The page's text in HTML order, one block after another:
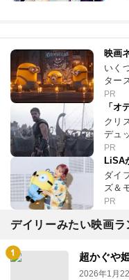
映画
いく
ター
PR
「オ
クリ
デュ
PR
LiSA
ダイ
ズ＆
PR
デイリーみたい映画ラ
超かぐや
2026年1月